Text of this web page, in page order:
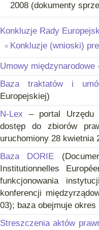
2008 (dokumenty
Konkluzje Rady
Konkluzje (wnioski)
Umowy międzynarodowe
Baza traktatów i
Europejskiej)
N-Lex – portal Urzędu
dostęp do zbiorów
uruchomiony 28 kwietnia
Baza DORIE
Institutionnelles
funkcjonowania
konferencji
03); baza obejmuje okres
Streszczenia aktów